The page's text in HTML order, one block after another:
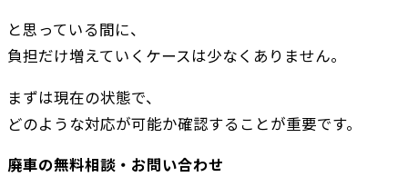
と思っている間に、
負担だけ増えていくケースは少なくありません。
まずは現在の状態で、
どのような対応が可能か確認することが重要です。
廃車の無料相談・お問い合わせ